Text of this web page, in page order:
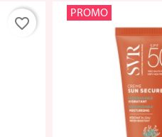
favorite_border
PROMO